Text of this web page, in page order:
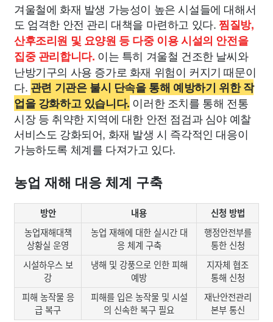
겨울철에 화재 발생 가능성이 높은 시설들에 대해서
도 엄격한 안전 관리 대책을 마련하고 있다. 찜질방,
산후조리원 및 요양원 등 다중 이용 시설의 안전을
집중 관리합니다. 이는 특히 겨울철 건조한 날씨와
난방기구의 사용 증가로 화재 위험이 커지기 때문이
다. 관련 기관은 불시 단속을 통해 예방하기 위한 작
업을 강화하고 있습니다. 이러한 조치를 통해 전통
시장 등 취약한 지역에 대한 안전 점검과 심야 예찰
서비스도 강화되어, 화재 발생 시 즉각적인 대응이
가능하도록 체계를 다져가고 있다.
농업 재해 대응 체계 구축
방안 내용
신청 방법
농업재해대책
상황실 운영
농업 재해에 대한 실시간 대
응 체계 구축
행정안전부를
통한 신청
시설하우스 보
강
냉해 및 강풍으로 인한 피해
예방
지자체 협조
통해 신청
피해 농작물 응
급 복구
피해를 입은 농작물 및 시설
의 신속한 복구 필요
재난안전관리
본부 통신